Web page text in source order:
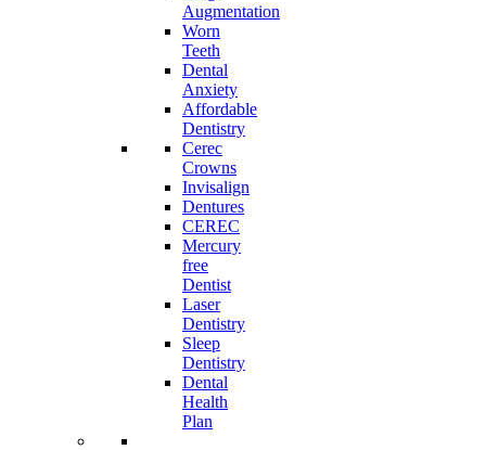
Augmentation
Worn
Teeth
Dental
Anxiety
Affordable
Dentistry
Cerec
Crowns
Invisalign
Dentures
CEREC
Mercury
free
Dentist
Laser
Dentistry
Sleep
Dentistry
Dental
Health
Plan